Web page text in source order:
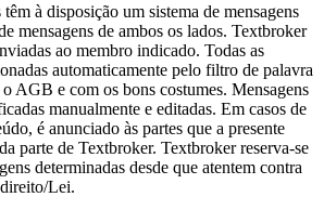
à disposição um sistema de mensagens
mensagens de ambos os lados. Textbroker
ao membro indicado. Todas as
automaticamente pelo filtro de palavra
AGB e com os bons costumes. Mensagens
manualmente e editadas. Em casos de
é anunciado às partes que a presente
parte de Textbroker. Textbroker reserva-se
determinadas desde que atentem contra
Lei.